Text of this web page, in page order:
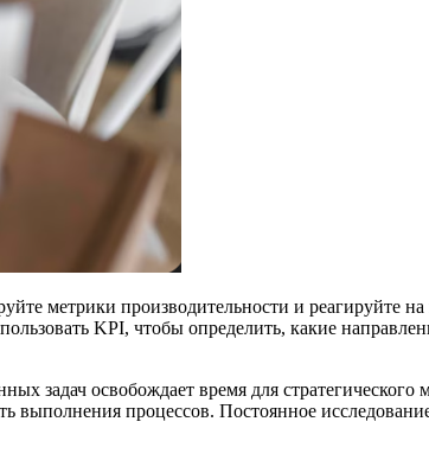
метрики производительности и реагируйте
KPI, чтобы определить, какие
задач освобождает время для
выполнения процессов. Постоянное